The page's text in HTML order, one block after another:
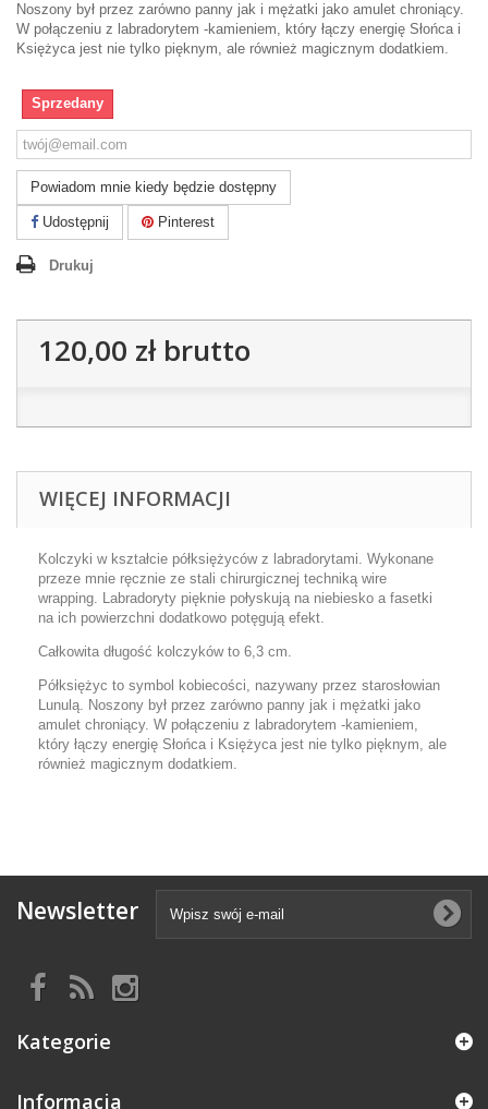
Noszony był przez zarówno panny jak i mężatki jako amulet chroniący.
W połączeniu z labradorytem -kamieniem, który łączy energię Słońca i
Księżyca jest nie tylko pięknym, ale również magicznym dodatkiem.
Sprzedany
Powiadom mnie kiedy będzie dostępny
Udostępnij Pinterest
Drukuj
120,00 złbrutto
WIĘCEJ INFORMACJI
Kolczyki w kształcie półksiężyców z labradorytami. Wykonane
przeze mnie ręcznie ze stali chirurgicznej techniką wire
wrapping. Labradoryty pięknie połyskują na niebiesko a fasetki
na ich powierzchni dodatkowo potęgują efekt.
Całkowita długość kolczyków to 6,3 cm.
Półksiężyc to symbol kobiecości, nazywany przez starosłowian
Lunulą. Noszony był przez zarówno panny jak i mężatki jako
amulet chroniący. W połączeniu z labradorytem -kamieniem,
który łączy energię Słońca i Księżyca jest nie tylko pięknym, ale
również magicznym dodatkiem.
Newsletter
Kategorie
Informacja